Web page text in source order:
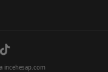
incehesap.com